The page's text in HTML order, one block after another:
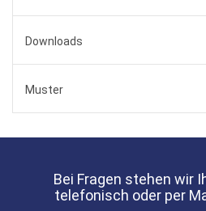
Downloads
Muster
Bei Fragen stehen wir
telefonisch oder per